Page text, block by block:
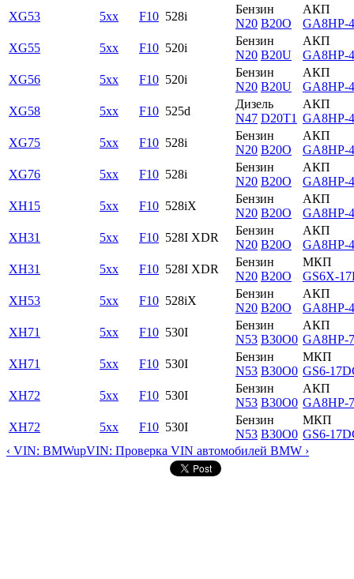
XG53
5xx F10 528i
Бензин
N20 B20O
АКП
GA8HP-
XG55
5xx F10 520i
Бензин
N20 B20U
АКП
GA8HP-
XG56
5xx F10 520i
Бензин
N20 B20U
АКП
GA8HP-
XG58
5xx F10 525d
Дизель
N47 D20T1
АКП
GA8HP-
XG75
5xx F10 528i
Бензин
N20 B20O
АКП
GA8HP-
XG76
5xx F10 528i
Бензин
N20 B20O
АКП
GA8HP-
XH15
5xx F10 528iX
Бензин
N20 B20O
АКП
GA8HP-
XH31
5xx F10 528I XDR
Бензин
N20 B20O
АКП
GA8HP-
XH31
5xx F10 528I XDR
Бензин
N20 B20O
МКП
GS6X-
XH53
5xx F10 528iX
Бензин
N20 B20O
АКП
GA8HP-
XH71
5xx F10 530I
Бензин
N53 B30O0
АКП
GA8HP-
XH71
5xx F10 530I
Бензин
N53 B30O0
МКП
GS6-
XH72
5xx F10 530I
Бензин
N53 B30O0
АКП
GA8HP-
XH72
5xx F10 530I
Бензин
N53 B30O0
МКП
GS6-
‹ VIN: BMWupVIN: Проверка VIN автомобилей BMW ›